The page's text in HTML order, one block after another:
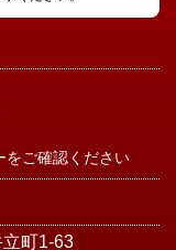
ご確認ください
町1-63